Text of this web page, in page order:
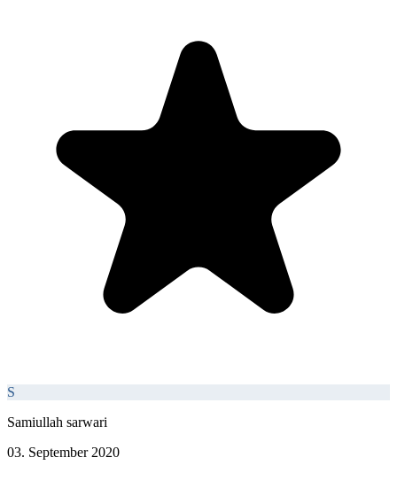
S
Samiullah sarwari
03. September 2020